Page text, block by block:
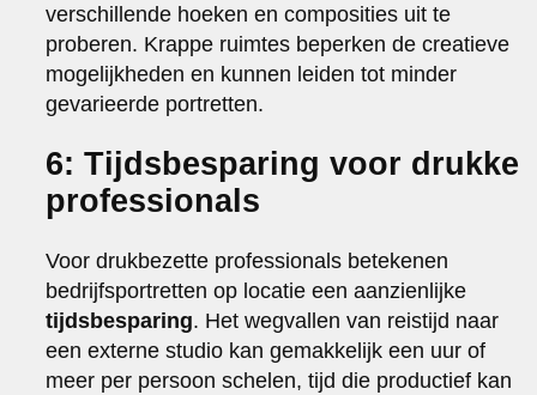
verschillende hoeken en composities uit te
proberen. Krappe ruimtes beperken de creatieve
mogelijkheden en kunnen leiden tot minder
gevarieerde portretten.
6: Tijdsbesparing voor drukke
professionals
Voor drukbezette professionals betekenen
bedrijfsportretten op locatie een aanzienlijke
tijdsbesparing. Het wegvallen van reistijd naar
een externe studio kan gemakkelijk een uur of
meer per persoon schelen, tijd die productief kan